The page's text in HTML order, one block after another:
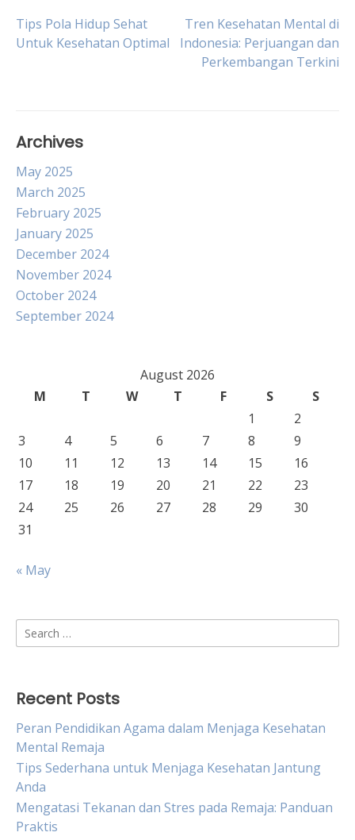
Post
Tips Pola Hidup Sehat
Untuk Kesehatan Optimal
Tren Kesehatan Mental di
Indonesia: Perjuangan dan
Perkembangan Terkini
Archives
May 2025
March 2025
February 2025
January 2025
December 2024
November 2024
October 2024
September 2024
August 2026
M
T W T F S
S
1
2
3
4 5 6 7 8
9
10
11 12 13 14 15
16
17
18 19 20 21 22
23
24
25 26 27 28 29
30
31
« May
Search
for:
Recent Posts
Peran Pendidikan Agama dalam Menjaga Kesehatan
Mental Remaja
Tips Sederhana untuk Menjaga Kesehatan Jantung
Anda
Mengatasi Tekanan dan Stres pada Remaja: Panduan
Praktis